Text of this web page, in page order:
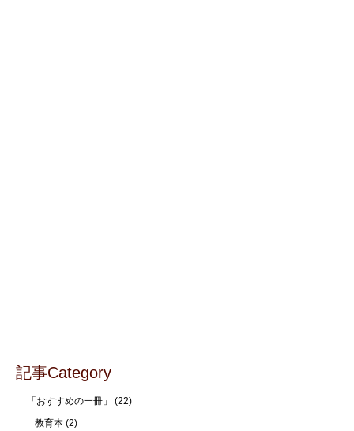
記事Category
「おすすめの一冊」
(22)
教育本 (2)